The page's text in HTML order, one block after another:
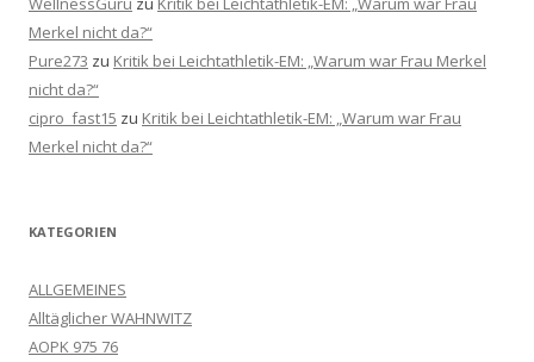
Merkel nicht da?“
Pure273 zu Kritik bei Leichtathletik-EM: „Warum war Frau Merkel
nicht da?“
cipro_fast15 zu Kritik bei Leichtathletik-EM: „Warum war Frau
Merkel nicht da?“
KATEGORIEN
ALLGEMEINES
Alltäglicher WAHNWITZ
AOPK 975 76